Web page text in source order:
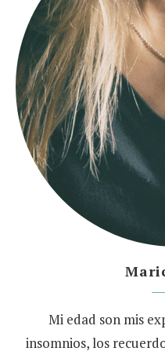
Mi edad son mis
insomnios, los